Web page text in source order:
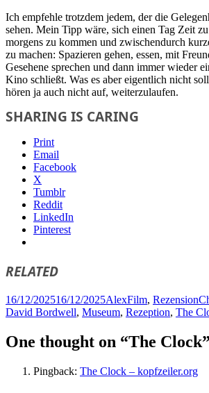
Ich empfehle trotzdem jedem, der die
sehen. Mein Tipp wäre, sich einen Tag Zeit
morgens zu kommen und zwischendurch
zu machen: Spazieren gehen, essen, mit
Gesehene sprechen und dann immer wieder
Kino schließt. Was es aber eigentlich nicht
hören ja auch nicht auf, weiterzulaufen.
SHARING IS CARING
Print
Email
Facebook
X
Tumblr
Reddit
LinkedIn
Pinterest
RELATED
Posted
on
16/12/202516/12/2025Author
AlexCategories
Film, Rezension
David Bordwell, Museum, Rezeption, The
One thought on “The Clock”
Pingback: The Clock – kopfzeiler.org